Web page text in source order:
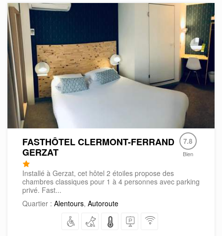
FASTHÔTEL CLERMONT-FERRAND
GERZAT
7.8
Bien
Installé à Gerzat, cet hôtel 2 étoiles propose des
chambres classiques pour 1 à 4 personnes avec parking
privé. Fast...
Quartier : Alentours, Autoroute